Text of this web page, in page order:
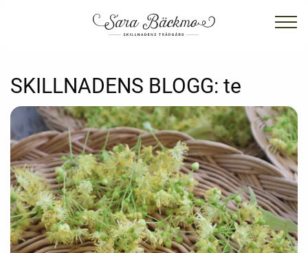
SKILLNADENS BLOGG: te